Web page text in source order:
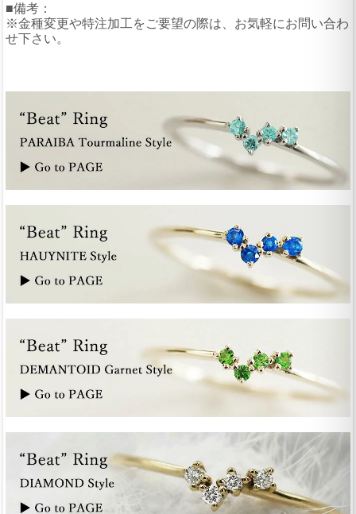
■備考：
※金種変更や特注加工をご要望の際は、お気軽にお問い合わ
せ下さい。